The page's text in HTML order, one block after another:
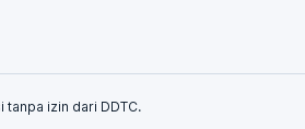
tanpa izin dari DDTC.